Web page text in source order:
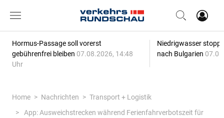
Hormus-Passage soll vorerst
gebührenfrei bleiben 07.08.2026, 14:48
Uhr
Niedrigwasser
nach Bulgarien
Home Nachrichten
Transport + Logistik
App: Ausweichstrecken während Ferienfahrverbotszeit für